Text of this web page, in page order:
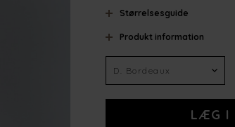
Størrelsesguide
Produkt information
Farve
Materiale
Stylenr.